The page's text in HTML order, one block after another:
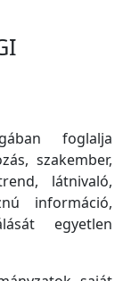
foglalja
szakember,
látnivaló,
információ,
egyetlen